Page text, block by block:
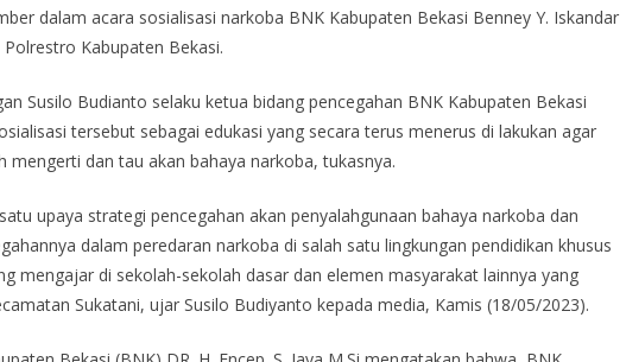
dalam acara sosialisasi narkoba BNK Kabupaten Bekasi Benney Y. Iskandar
Kabupaten Bekasi.
Susilo Budianto selaku ketua bidang pencegahan BNK Kabupaten Bekasi
tersebut sebagai edukasi yang secara terus menerus di lakukan agar
mengerti dan tau akan bahaya narkoba, tukasnya.
upaya strategi pencegahan akan penyalahgunaan bahaya narkoba dan
dalam peredaran narkoba di salah satu lingkungan pendidikan khusus
mengajar di sekolah-sekolah dasar dan elemen masyarakat lainnya yang
Sukatani, ujar Susilo Budiyanto kepada media, Kamis (18/05/2023).